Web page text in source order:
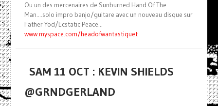
Ou un des mercenaires de Sunburned Hand Of The
Man....solo impro banjo/guitare avec un nouveau disque sur
Father Yod/Ecstatic Peace...
www.myspace.com/headofwantastiquet
SAM 11 OCT : KEVIN SHIELDS
@GRNDGERLAND